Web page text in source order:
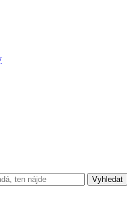
Vyhledat